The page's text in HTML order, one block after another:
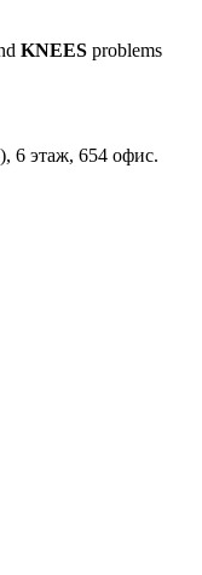
KNEES problems
6 этаж, 654 офис.